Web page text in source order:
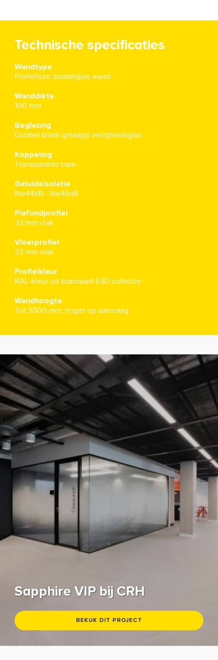
Technische specificaties
Wandtype
Profielloze dubbelglas wand
Wanddikte
100 mm
Beglazing
Dubbel blank gelaagd veiligheidsglas
Koppeling
Transparante tape
Geluidsisolatie
Rw44dB - Rw46dB
Plafondprofiel
33 mm vlak
Vloerprofiel
33 mm vlak
Profielkleur
RAL-kleur uit standaard ESD collectie
Wandhoogte
Tot 3000 mm, hoger op aanvraag
Sapphire VIP bij CRH
BEKIJK DIT PROJECT